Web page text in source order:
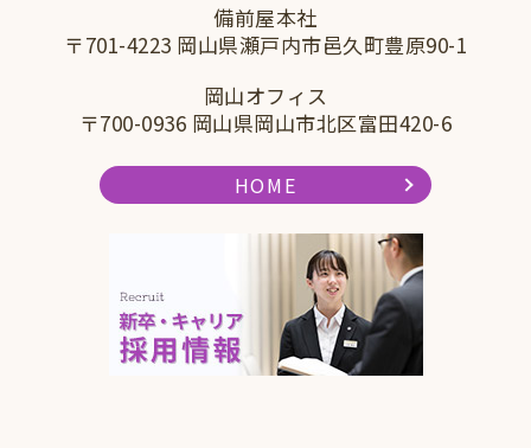
備前屋本社
〒701-4223 岡山県瀬戸内市邑久町豊原90-1
岡山オフィス
〒700-0936 岡山県岡山市北区富田420-6
HOME